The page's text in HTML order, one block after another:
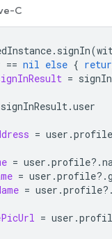
C
. signIn(
== nil else {
=
signInResult.user
= user .profile
= user .profile?.
= user .profile?.
= user .profile?.
= user .